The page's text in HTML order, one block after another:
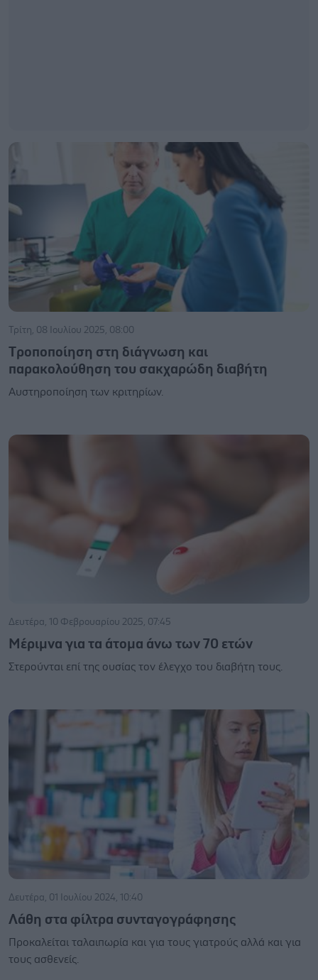
Τρίτη, 08 Ιουλίου 2025, 08:00
Tροποποίηση στη διάγνωση και
παρακολούθηση του σακχαρώδη διαβήτη
Αυστηροποίηση των κριτηρίων.
Δευτέρα, 10 Φεβρουαρίου 2025, 07:45
Mέριμνα για τα άτομα άνω των 70 ετών
Στερούνται επί της ουσίας τον έλεγχο του διαβήτη τους.
Δευτέρα, 01 Ιουλίου 2024, 10:40
Λάθη στα φίλτρα συνταγογράφησης
Προκαλείται ταλαιπωρία και για τους γιατρούς αλλά και για
τους ασθενείς.